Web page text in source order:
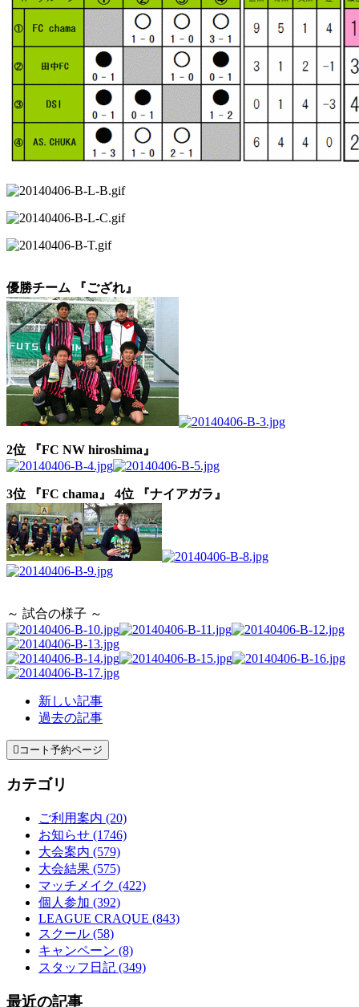
優勝チーム 『ござれ』
2位 『FC NW hiroshima』
3位 『FC chama』 4位 『ナイアガラ』
～ 試合の様子 ～
新しい記事
過去の記事
 コート予約ページ
カテゴリ
ご利用案内 (20)
お知らせ (1746)
大会案内 (579)
大会結果 (575)
マッチメイク (422)
個人参加 (392)
LEAGUE CRAQUE (843)
スクール (58)
キャンペーン (8)
スタッフ日記 (349)
最近の記事